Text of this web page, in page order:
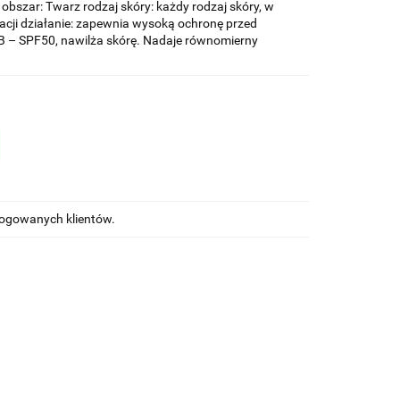
Twarz rodzaj skóry: każdy rodzaj skóry, w
działanie: zapewnia wysoką ochronę przed
– SPF50, nawilża skórę. Nadaje równomierny
klientów.